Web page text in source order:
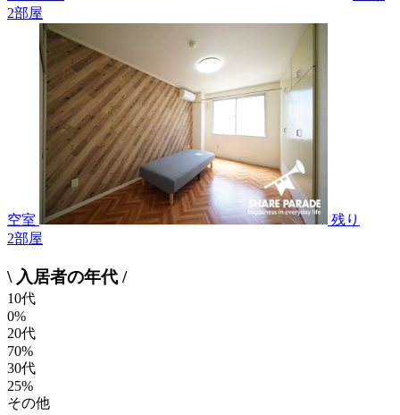
2部屋
空室
残り
2部屋
\ 入居者の年代 /
10代
0%
20代
70%
30代
25%
その他